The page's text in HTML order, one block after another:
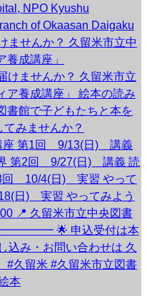
ませんか？ 久留米市立中
成講座」